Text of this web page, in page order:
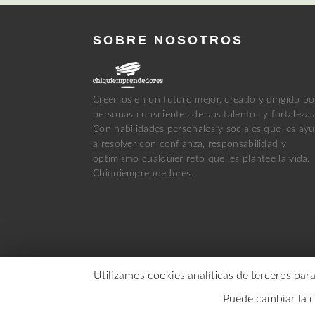
SOBRE NOSOTROS
Creemos en un futuro mejor, creado y dirigido
personas conscientes de sus talentos y
Con habilidades personales y sociales que les
a resolver con confianza, responsabilidad y
optimismo cualquier reto que les plantee la vida.
Chiquiemprendedores.
Utilizamos cookies analíticas de terceros
Puede cambiar la